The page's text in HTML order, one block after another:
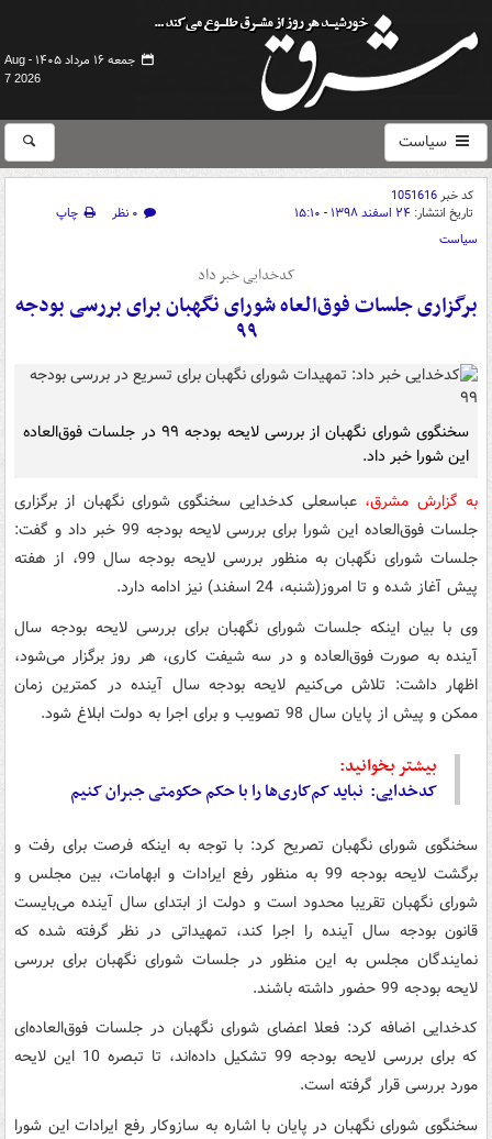
جمعه ۱۶ مرداد ۱۴۰۵ -
Aug
7 2026
سیاست
کد خبر1051616
تاریخ انتشار: ۲۴ اسفند ۱۳۹۸ - ۱۵:۱۰ ۰ نظر
چاپ
سیاست
کدخدایی خبر داد
برگزاری جلسات فوق‌العاه شورای نگهبان برای بررسی بودجه
۹۹
سخنگوی شورای نگهبان از بررسی لایحه بودجه ۹۹ در جلسات فوق‌العاده
این شورا خبر داد.
به گزارش مشرق، عباسعلی کدخدایی سخنگوی شورای نگهبان از برگزاری
جلسات فوق‌العاده این شورا برای بررسی لایحه بودجه 99 خبر داد و گفت:
جلسات شورای نگهبان به منظور بررسی لایحه بودجه سال 99، از هفته
پیش آغاز شده و تا امروز(شنبه، 24 اسفند) نیز ادامه دارد.
وی با بیان اینکه جلسات شورای نگهبان برای بررسی لایحه بودجه سال
آینده به صورت فوق‌العاده و در سه شیفت کاری، هر روز برگزار می‌شود،
اظهار داشت: تلاش می‌کنیم لایحه بودجه سال آینده در کمترین زمان
ممکن و پیش از پایان سال 98 تصویب و برای اجرا به دولت ابلاغ شود.
بیشتر بخوانید:
کدخدایی: نباید کم‌کاری‌ها را با حکم حکومتی جبران کنیم
سخنگوی شورای نگهبان تصریح کرد: با توجه به اینکه فرصت برای رفت و
برگشت لایحه بودجه 99 به منظور رفع ایرادات و ابهامات، بین مجلس و
شورای نگهبان تقریبا محدود است و دولت از ابتدای سال آینده می‌بایست
قانون بودجه سال آینده را اجرا کند، تمهیداتی در نظر گرفته شده که
نمایندگان مجلس به این منظور در جلسات شورای نگهبان برای بررسی
لایحه بودجه 99 حضور داشته باشند.
کدخدایی اضافه کرد: فعلا اعضای شورای نگهبان در جلسات فوق‌العاده‌ای
که برای بررسی لایحه بودجه 99 تشکیل داده‌اند، تا تبصره 10 این لایحه
مورد بررسی قرار گرفته است.
سخنگوی شورای نگهبان در پایان با اشاره به سازوکار رفع ایرادات این شورا